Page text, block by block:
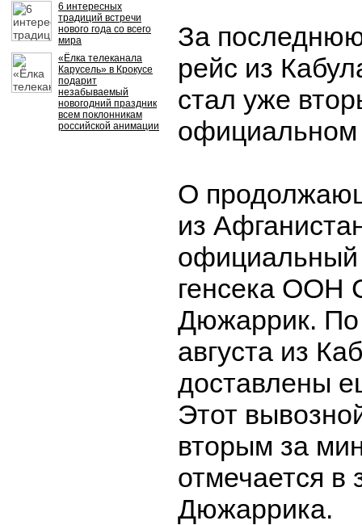
6 интересных
традиций встречи
нового года со всего
мира
«Ёлка телеканала
Карусель» в Крокусе
подарит
незабываемый
новогодний праздник
всем поклонникам
российской анимации
За
рейс из
стал уже
О
из
официальный
генсека ООН
Дюжаррик. По
августа из
доставлены
Этот
вторым за
отмечается в
Дюжаррика.